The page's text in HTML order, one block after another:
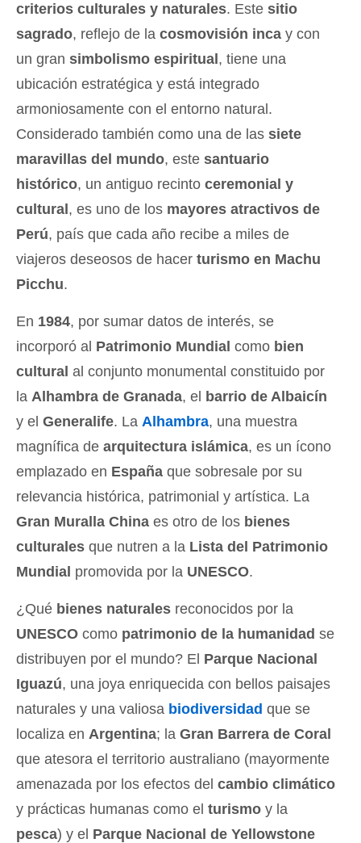
criterios culturales y naturales. Este sitio
sagrado, reflejo de la cosmovisión inca y con
un gran simbolismo espiritual, tiene una
ubicación estratégica y está integrado
armoniosamente con el entorno natural.
Considerado también como una de las siete
maravillas del mundo, este santuario
histórico, un antiguo recinto ceremonial y
cultural, es uno de los mayores atractivos de
Perú, país que cada año recibe a miles de
viajeros deseosos de hacer turismo en Machu
Picchu.
En 1984, por sumar datos de interés, se
incorporó al Patrimonio Mundial como bien
cultural al conjunto monumental constituido por
la Alhambra de Granada, el barrio de Albaicín
y el Generalife. La Alhambra, una muestra
magnífica de arquitectura islámica, es un ícono
emplazado en España que sobresale por su
relevancia histórica, patrimonial y artística. La
Gran Muralla China es otro de los bienes
culturales que nutren a la Lista del Patrimonio
Mundial promovida por la UNESCO.
¿Qué bienes naturales reconocidos por la
UNESCO como patrimonio de la humanidad se
distribuyen por el mundo? El Parque Nacional
Iguazú, una joya enriquecida con bellos paisajes
naturales y una valiosa biodiversidad que se
localiza en Argentina; la Gran Barrera de Coral
que atesora el territorio australiano (mayormente
amenazada por los efectos del cambio climático
y prácticas humanas como el turismo y la
pesca) y el Parque Nacional de Yellowstone